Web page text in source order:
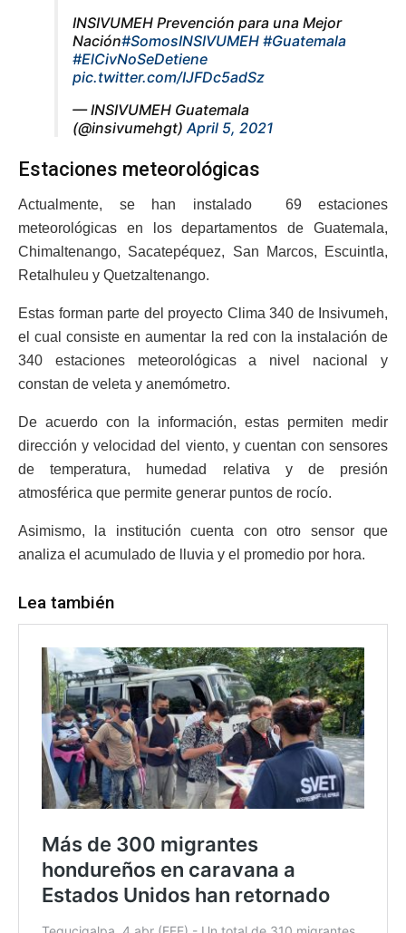
INSIVUMEH Prevención para una Mejor
Nación#SomosINSIVUMEH #Guatemala
#ElCivNoSeDetiene
pic.twitter.com/IJFDc5adSz
— INSIVUMEH Guatemala
(@insivumehgt) April 5, 2021
Estaciones meteorológicas
Actualmente, se han instalado 69 estaciones
meteorológicas en los departamentos de Guatemala,
Chimaltenango, Sacatepéquez, San Marcos, Escuintla,
Retalhuleu y Quetzaltenango.
Estas forman parte del proyecto Clima 340 de Insivumeh,
el cual consiste en aumentar la red con la instalación de
340 estaciones meteorológicas a nivel nacional y
constan de veleta y anemómetro.
De acuerdo con la información, estas permiten medir
dirección y velocidad del viento, y cuentan con sensores
de temperatura, humedad relativa y de presión
atmosférica que permite generar puntos de rocío.
Asimismo, la institución cuenta con otro sensor que
analiza el acumulado de lluvia y el promedio por hora.
Lea también